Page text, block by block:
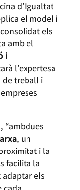
d’Igualtat
el model i
els
amb el
i
l’expertesa
de treball i
“ambdues
, un
i la
facilita la
adaptar els